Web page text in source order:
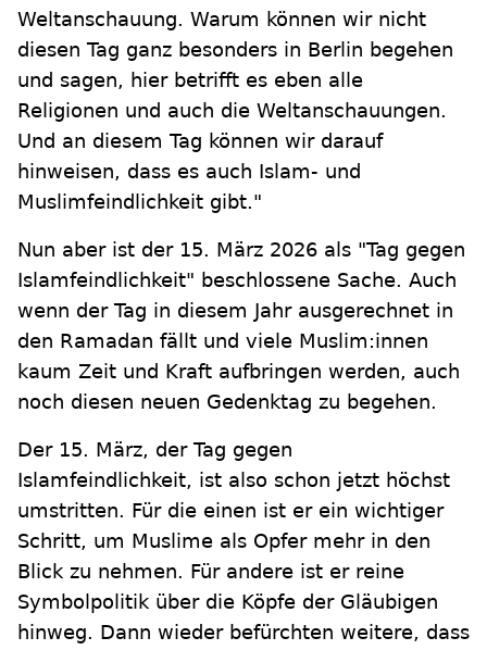
Weltanschauung. Warum können wir nicht
diesen Tag ganz besonders in Berlin begehen
und sagen, hier betrifft es eben alle
Religionen und auch die Weltanschauungen.
Und an diesem Tag können wir darauf
hinweisen, dass es auch Islam- und
Muslimfeindlichkeit gibt."
Nun aber ist der 15. März 2026 als "Tag gegen
Islamfeindlichkeit" beschlossene Sache. Auch
wenn der Tag in diesem Jahr ausgerechnet in
den Ramadan fällt und viele Muslim:innen
kaum Zeit und Kraft aufbringen werden, auch
noch diesen neuen Gedenktag zu begehen.
Der 15. März, der Tag gegen
Islamfeindlichkeit, ist also schon jetzt höchst
umstritten. Für die einen ist er ein wichtiger
Schritt, um Muslime als Opfer mehr in den
Blick zu nehmen. Für andere ist er reine
Symbolpolitik über die Köpfe der Gläubigen
hinweg. Dann wieder befürchten weitere, dass